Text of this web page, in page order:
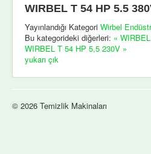
WIRBEL T 54 HP 5.5
Yayınlandığı Kategori Wirbel
Bu kategorideki diğerleri: «
WIRBEL T 54 HP 5,5 230V »
yukarı çık
© 2026 Temizlik Makinaları